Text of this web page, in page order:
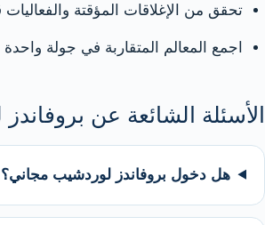
تحقق من الإغلاقات المؤقتة والفعاليات
اجمع المعالم المتقاربة في جولة واحدة
الأسئلة الشائعة عن
هل دخول بروفاندز لوردشيب مجاني؟